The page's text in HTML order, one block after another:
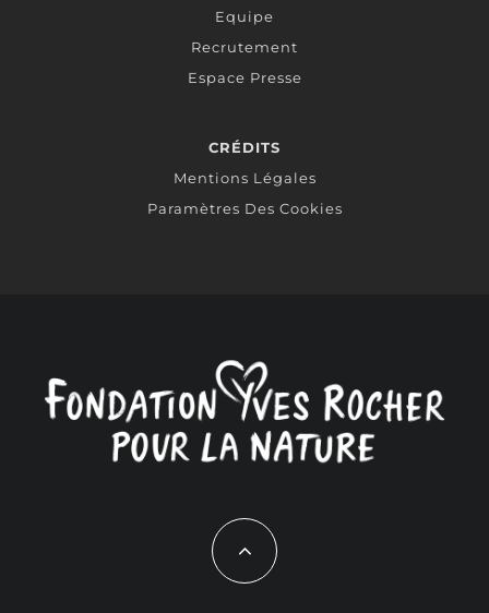
Equipe
Recrutement
Espace Presse
CRÉDITS
Mentions Légales
Paramètres Des Cookies